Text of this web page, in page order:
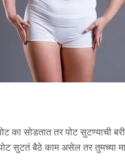
का सोडतात तर पोट सुटण्याची
सुटतं बैठे काम असेल तर तुमच्या